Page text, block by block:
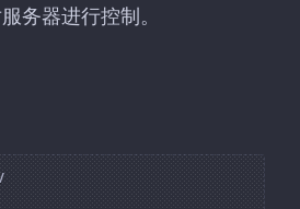
务器进行控制。